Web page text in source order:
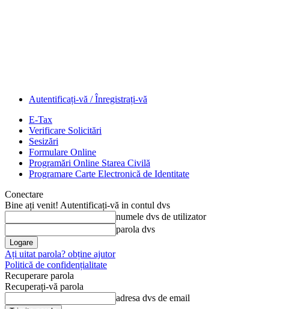
Autentificați-vă / Înregistrați-vă
E-Tax
Verificare Solicitări
Sesizări
Formulare Online
Programări Online Starea Civilă
Programare Carte Electronică de Identitate
Conectare
Bine ați venit! Autentificați-vă in contul dvs
numele dvs de utilizator
parola dvs
Ați uitat parola? obține ajutor
Politică de confidențialitate
Recuperare parola
Recuperați-vă parola
adresa dvs de email